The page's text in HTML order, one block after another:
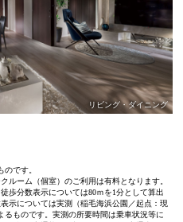
リビング・ ダイニング
です。
ルーム（個室）のご利用は有料となります。
歩分数表示については80ｍを1分として算出
示については実測（稲毛海浜公園／起点：現
るものです。実測の所要時間は乗車状況等に